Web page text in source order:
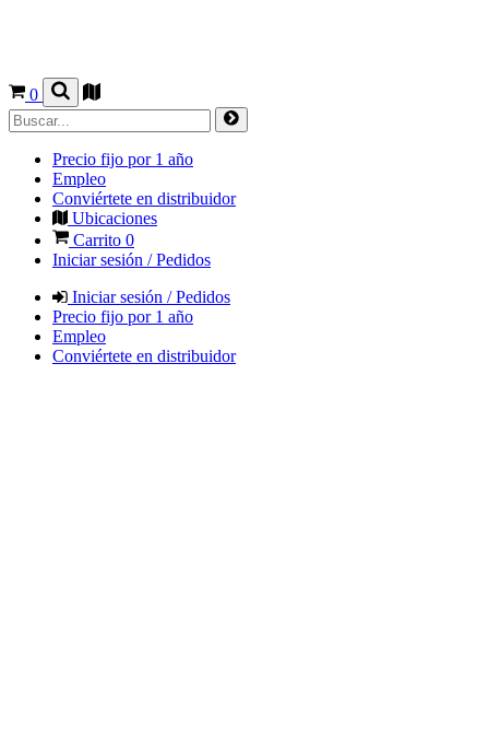
0
Precio fijo por 1 año
Empleo
Conviértete en distribuidor
Ubicaciones
Carrito 0
Iniciar sesión / Pedidos
Iniciar sesión / Pedidos
Precio fijo por 1 año
Empleo
Conviértete en distribuidor